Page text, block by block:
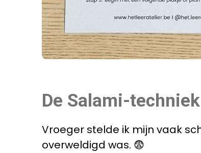
De Salami-techniek
Vroeger stelde ik mijn vaak
overweldigd was. 😨